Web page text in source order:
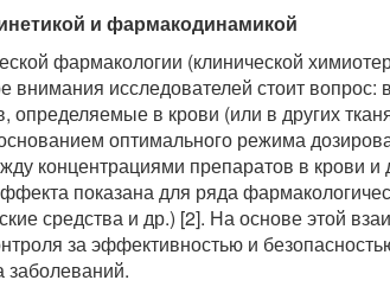
и фармакодинамикой
фармакологии (клинической
внимания исследователей стоит вопрос:
определяемые в крови (или в других
оптимального режима
концентрациями препаратов в крови
показана для ряда
средства и др.) [2]. На основе этой
за эффективностью и
заболеваний.